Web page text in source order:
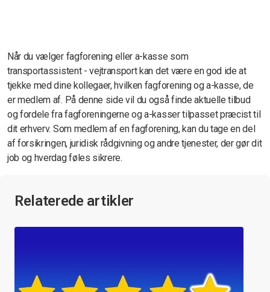
Når du vælger fagforening eller a-kasse som
transportassistent - vejtransport kan det være en god ide at
tjekke med dine kollegaer, hvilken fagforening og a-kasse, de
er medlem af. På denne side vil du også finde aktuelle tilbud
og fordele fra fagforeningerne og a-kasser tilpasset præcist til
dit erhverv. Som medlem af en fagforening, kan du tage en del
af forsikringen, juridisk rådgivning og andre tjenester, der gør dit
job og hverdag føles sikrere.
Relaterede artikler